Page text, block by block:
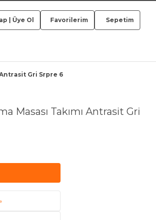
Üye Ol Favorilerim Sepetim
Antrasit Gri Srpre 6
Masası Takımı Antrasit Gri